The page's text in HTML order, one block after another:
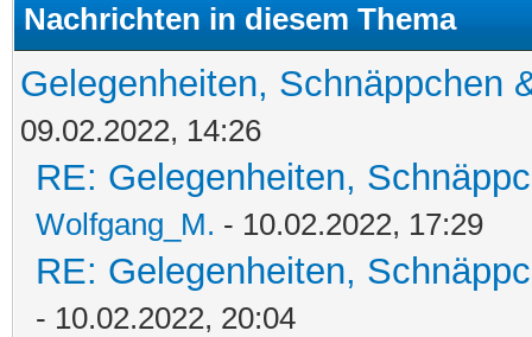
Nachrichten in diesem Thema
Gelegenheiten, Schnäppchen
09.02.2022, 14:26
RE: Gelegenheiten,
Wolfgang_M. - 10.02.2022, 17:29
RE: Gelegenheiten,
- 10.02.2022, 20:04